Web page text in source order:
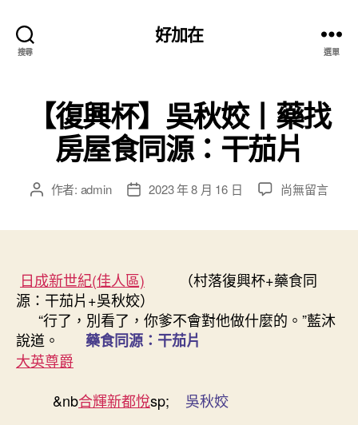
搜尋
好加在
選單
【復興杯】吳秋姣丨藥找
房屋食同源：干茄片
文 作者: admin
文
期
2023 年 8 月 16 日
在
秋
丨
藥
尚無留言
日成新世紀(佳人區) （村落復興杯+藥食同
源：干茄片+吳秋姣）
“行了，別看了，你爹不會對他做什麼的。”藍沐
說道。
藥食同源：干茄片
大英尊爵
&nb合輝新都悅sp;
吳秋姣